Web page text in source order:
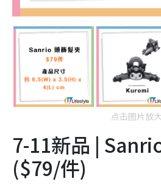
点击图片放大
7-11新品 |
($79/件)